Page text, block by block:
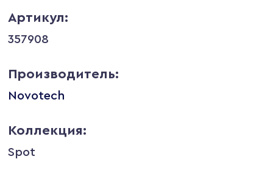
Артикул:
357908
Производитель:
Novotech
Коллекция:
Spot